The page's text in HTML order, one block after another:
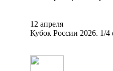
12 апреля
Кубок России 2026. 1/4